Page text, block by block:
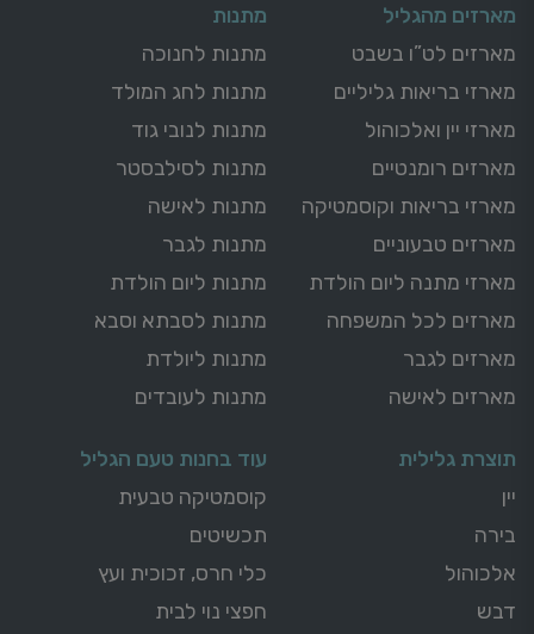
מארזים מהגליל
מארזים לט”ו בשבט
מארזי בריאות גליליים
מארזי יין ואלכוהול
מארזים רומנטיים
מארזי בריאות וקוסמטיקה
מארזים טבעוניים
מארזי מתנה ליום הולדת
מארזים לכל המשפחה
מארזים לגבר
מארזים לאישה
מתנות
מתנות לחנוכה
מתנות לחג המולד
מתנות לנובי גוד
מתנות לסילבסטר
מתנות לאישה
מתנות לגבר
מתנות ליום הולדת
מתנות לסבתא וסבא
מתנות ליולדת
מתנות לעובדים
תוצרת גלילית
יין
בירה
אלכוהול
דבש
עוד בחנות טעם הגליל
קוסמטיקה טבעית
תכשיטים
כלי חרס, זכוכית ועץ
חפצי נוי לבית